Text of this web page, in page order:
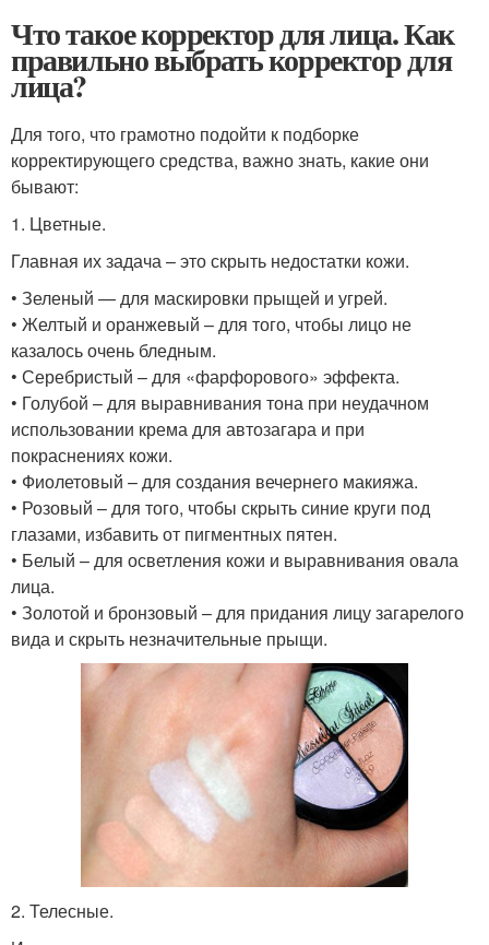
Что такое корректор для лица. Как
правильно выбрать корректор для
лица?
Для того, что грамотно подойти к подборке
корректирующего средства, важно знать, какие они
бывают:
1. Цветные.
Главная их задача – это скрыть недостатки кожи.
• Зеленый — для маскировки прыщей и угрей.
• Желтый и оранжевый – для того, чтобы лицо не
казалось очень бледным.
• Серебристый – для «фарфорового» эффекта.
• Голубой – для выравнивания тона при неудачном
использовании крема для автозагара и при
покраснениях кожи.
• Фиолетовый – для создания вечернего макияжа.
• Розовый – для того, чтобы скрыть синие круги под
глазами, избавить от пигментных пятен.
• Белый – для осветления кожи и выравнивания овала
лица.
• Золотой и бронзовый – для придания лицу загарелого
вида и скрыть незначительные прыщи.
2. Телесные.